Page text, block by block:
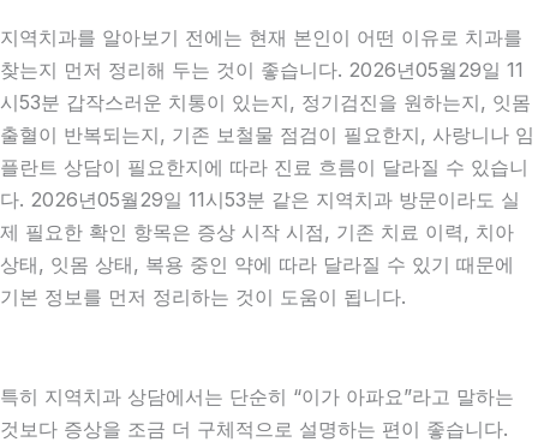
지역치과를 알아보기 전에는 현재 본인이 어떤 이유로 치과를
찾는지 먼저 정리해 두는 것이 좋습니다. 2026년05월29일 11
시53분 갑작스러운 치통이 있는지, 정기검진을 원하는지, 잇몸
출혈이 반복되는지, 기존 보철물 점검이 필요한지, 사랑니나 임
플란트 상담이 필요한지에 따라 진료 흐름이 달라질 수 있습니
다. 2026년05월29일 11시53분 같은 지역치과 방문이라도 실
제 필요한 확인 항목은 증상 시작 시점, 기존 치료 이력, 치아
상태, 잇몸 상태, 복용 중인 약에 따라 달라질 수 있기 때문에
기본 정보를 먼저 정리하는 것이 도움이 됩니다.
특히 지역치과 상담에서는 단순히 “이가 아파요”라고 말하는
것보다 증상을 조금 더 구체적으로 설명하는 편이 좋습니다.